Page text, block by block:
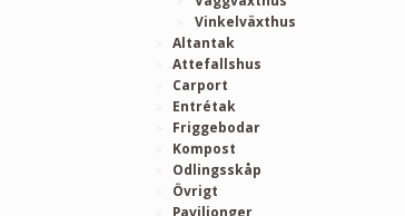
Vinkelväxthus
Altantak
Attefallshus
Carport
Entrétak
Friggebodar
Kompost
Odlingsskåp
Övrigt
Paviljonger